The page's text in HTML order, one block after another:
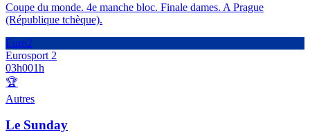
Coupe du monde. 4e manche bloc. Finale dames. A Prague
(République tchèque).
Euro2
Eurosport 2
03h001h
🏆
Autres
Le Sunday